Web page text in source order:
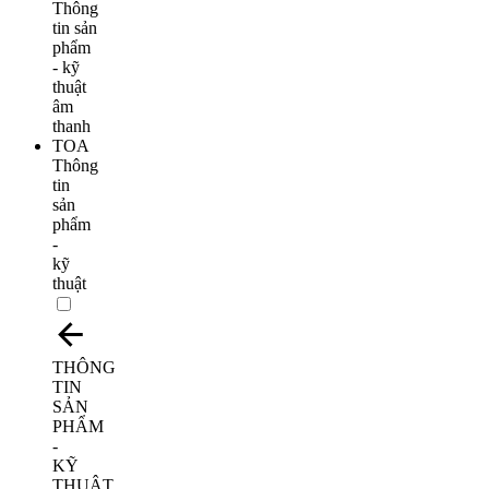
Thông
tin
sản
phẩm
-
kỹ
thuật
THÔNG
TIN
SẢN
PHẨM
-
KỸ
THUẬT